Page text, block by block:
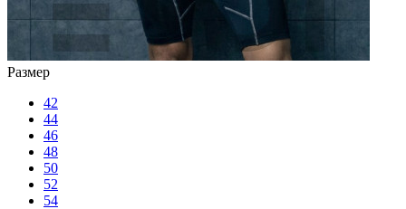
Размер
42
44
46
48
50
52
54